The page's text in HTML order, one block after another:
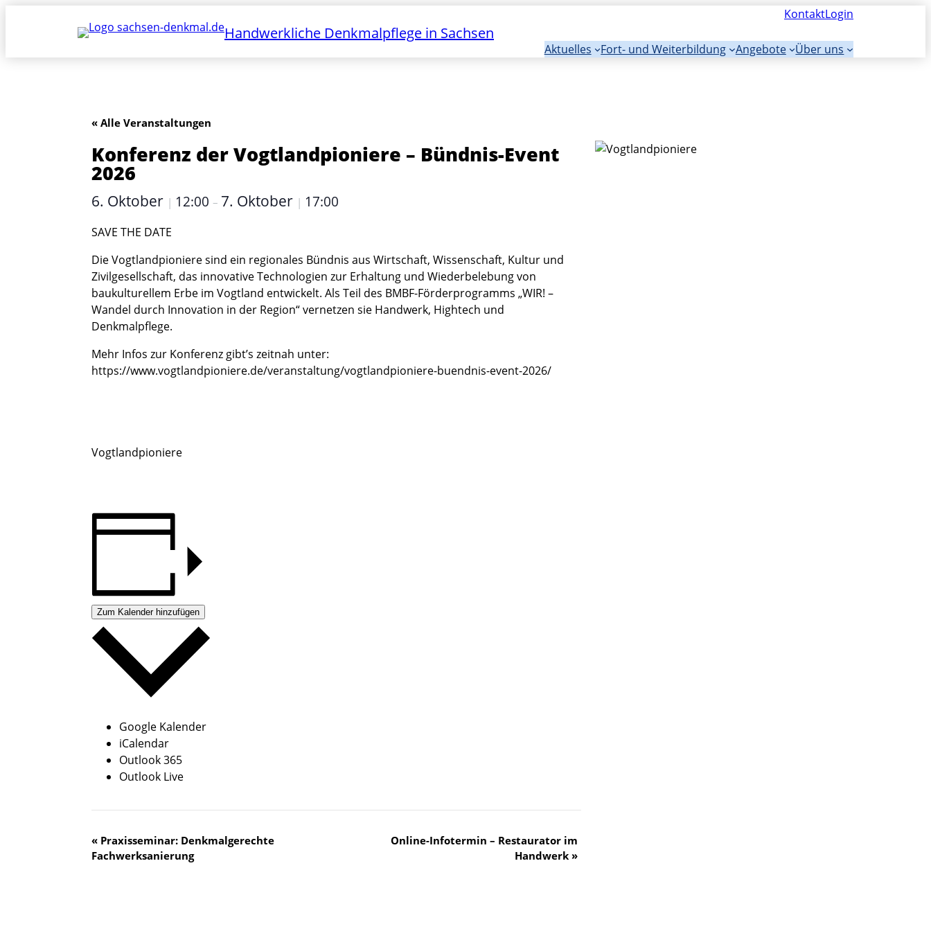
KontaktLogin
Handwerkliche Denkmalpflege in Sachsen
Aktuelles Fort- und Weiterbildung Angebote Über uns
« Alle Veranstaltungen
Konferenz der Vogtlandpioniere – Bündnis-Event
2026
6. Oktober | 12:00 – 7. Oktober | 17:00
SAVE THE DATE
Die Vogtlandpioniere sind ein regionales Bündnis aus Wirtschaft, Wissenschaft, Kultur und
Zivilgesellschaft, das innovative Technologien zur Erhaltung und Wiederbelebung von
baukulturellem Erbe im Vogtland entwickelt. Als Teil des BMBF-Förderprogramms „WIR! –
Wandel durch Innovation in der Region“ vernetzen sie Handwerk, Hightech und
Denkmalpflege.
Mehr Infos zur Konferenz gibt’s zeitnah unter:
https://www.vogtlandpioniere.de/veranstaltung/vogtlandpioniere-buendnis-event-2026/
Vogtlandpioniere
Zum Kalender hinzufügen
Google Kalender
iCalendar
Outlook 365
Outlook Live
V
e
« Praxisseminar: Denkmalgerechte
Fachwerksanierung
Online-Infotermin – Restaurator im
Handwerk »